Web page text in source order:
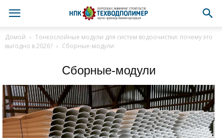
Домой
Тонкослойные модули для систем водоочистки: почему это
выгодно в 2026?
Сборные-модули
Сборные-модули